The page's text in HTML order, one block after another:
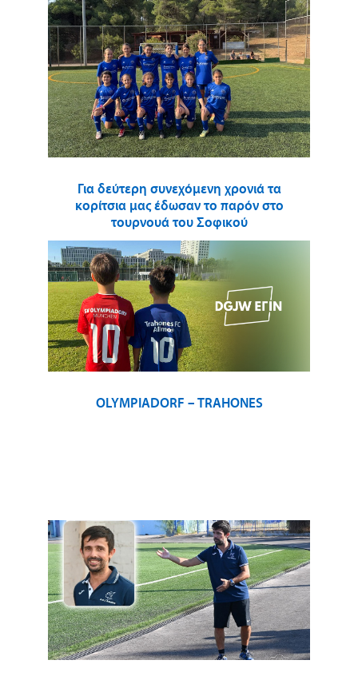
Για δεύτερη συνεχόμενη χρονιά τα
κορίτσια μας έδωσαν το παρόν στο
τουρνουά του Σοφικού
OLYMPIADORF – TRAHONES